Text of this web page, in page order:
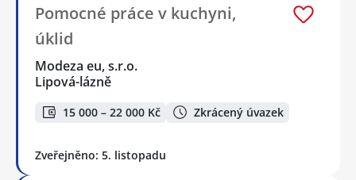
Pomocné práce v kuchyni,
úklid
Modeza eu, s.r.o.
Lipová-lázně
15 000 – 22 000 Kč Zkrácený úvazek
Zveřejněno: 5. listopadu